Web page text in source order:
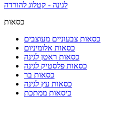
לגינה - קטלוג להורדה
כסאות
כסאות צבעוניים מעוצבים
כסאות אלומיניום
כסאות ראטן לגינה
כסאות פלסטיק לגינה
כסאות בר
כסאות עץ לגינה
כיסאות ממתכת